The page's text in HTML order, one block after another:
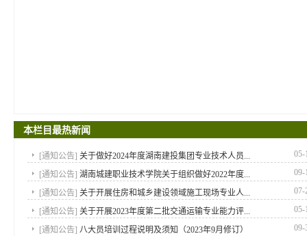
本栏目最热新闻
[通知公告] 关于做好2024年度湖南建投集团专业技术人员... 05-
[通知公告] 湖南城建职业技术学院关于组织做好2022年度... 09-
[通知公告] 关于开展住房和城乡建设领域施工现场专业人... 07-
[通知公告] 关于开展2023年度第二批交通运输专业能力评... 05-
[通知公告] 八大员培训过程说明及须知（2023年9月修订） 09-